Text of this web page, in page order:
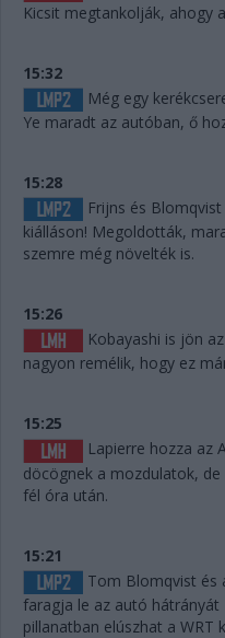
Kicsit megtankolják, ahogy
15:32
Még egy
Ye maradt az autóban, ő
15:28
Frijns és
kiálláson! Megoldották,
szemre még növelték is.
15:26
Kobayashi is jön
nagyon remélik, hogy ez
15:25
Lapierre hozza az
döcögnek a mozdulatok,
fél óra után.
15:21
Tom Blomqvist és
faragja le az autó hátrányát
pillanatban elúszhat a WRT